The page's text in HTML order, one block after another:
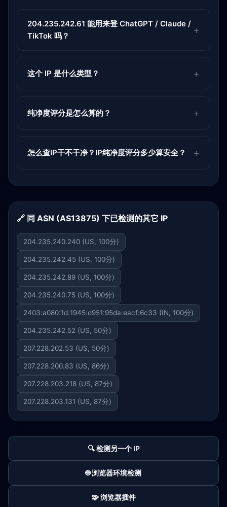
204.235.242.61 能用来登 ChatGPT / Claude /
TikTok 吗？
这个 IP 是什么类型？
纯净度评分是怎么算的？
怎么查IP干不干净？IP纯净度评分多少算安全？
🔗 同 ASN (AS13875) 下已检测的其它 IP
204.235.240.240 (US, 100分)
204.235.242.45 (US, 100分)
204.235.242.89 (US, 100分)
204.235.240.75 (US, 100分)
2403:a080:1d:1945:d951:95da:eacf:6c33 (IN, 100分)
204.235.242.52 (US, 50分)
207.228.202.53 (US, 50分)
207.228.200.83 (US, 86分)
207.228.203.218 (US, 87分)
207.228.203.131 (US, 87分)
🔍 检测另一个 IP
🌐 浏览器环境检测
🧩 浏览器插件